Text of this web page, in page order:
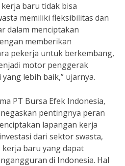
baru tidak bisa
memiliki fleksibilitas dan
dalam menciptakan
memberikan
pekerja untuk berkembang,
motor penggerak
lebih baik,” ujarnya.
PT Bursa Efek Indonesia,
pentingnya peran
lapangan kerja
dari sektor swasta,
baru yang dapat
di Indonesia. Hal